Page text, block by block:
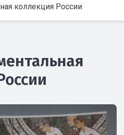
коллекция России